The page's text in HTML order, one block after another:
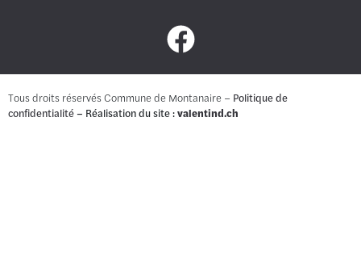
Tous droits réservés Commune de Montanaire – Politique de
confidentialité– Réalisation du site :valentind.ch